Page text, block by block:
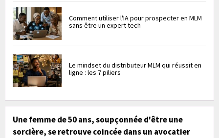
Comment utiliser l'IA pour prospecter en MLM
sans être un expert tech
Le mindset du distributeur MLM qui réussit en
ligne : les 7 piliers
Une femme de 50 ans, soupçonnée d'être une
sorcière, se retrouve coincée dans un avocatier